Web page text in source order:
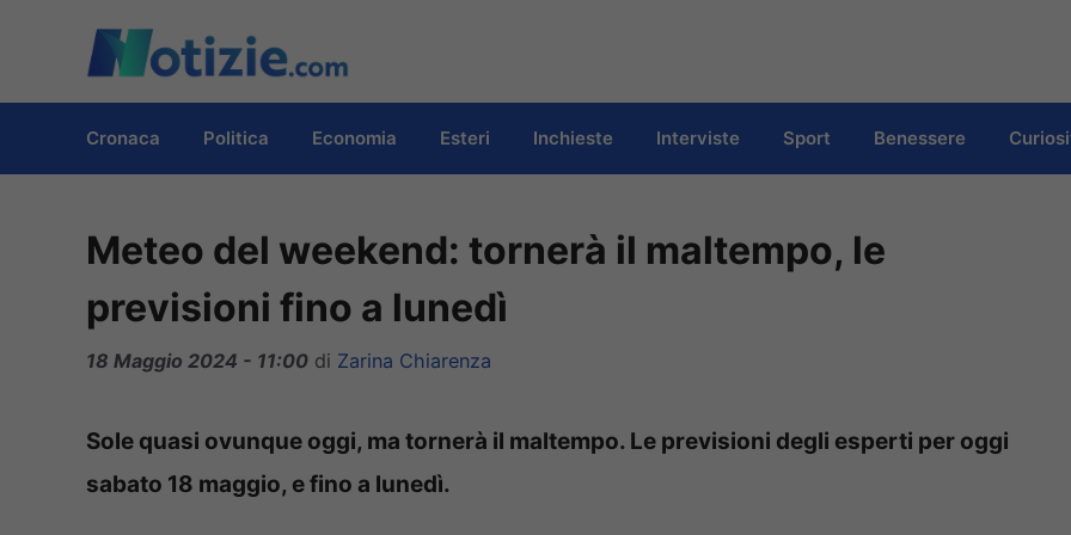
contenuto
Cronaca Politica Economia Esteri Inchieste Interviste Sport Benessere
Meteo del weekend: tornerà il maltempo, le
previsioni fino a lunedì
18 Maggio 2024 - 11:00 di Zarina Chiarenza
Sole quasi ovunque oggi, ma tornerà il maltempo. Le previsioni degli esperti per oggi
sabato 18 maggio, e fino a lunedì.